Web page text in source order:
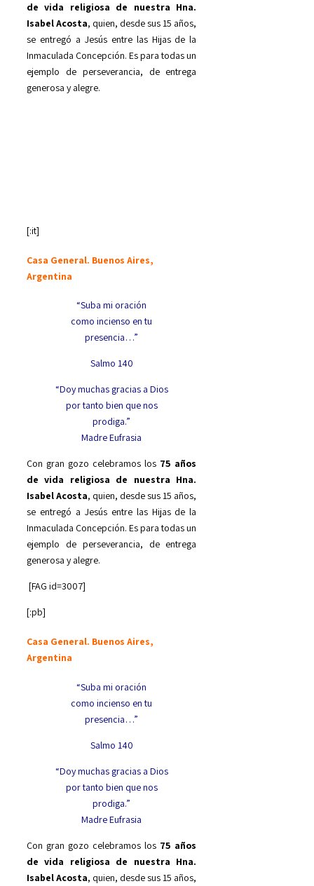
de vida religiosa de nuestra Hna.
Isabel Acosta, quien, desde sus 15 años,
se entregó a Jesús entre las Hijas de la
Inmaculada Concepción. Es para todas un
ejemplo de perseverancia, de entrega
generosa y alegre.
[:it]
Casa General. Buenos Aires,
Argentina
“Suba mi oración
como incienso en tu
presencia…”
Salmo 140
“Doy muchas gracias a Dios
por tanto bien que nos
prodiga.”
Madre Eufrasia
Con gran gozo celebramos los 75 años
de vida religiosa de nuestra Hna.
Isabel Acosta, quien, desde sus 15 años,
se entregó a Jesús entre las Hijas de la
Inmaculada Concepción. Es para todas un
ejemplo de perseverancia, de entrega
generosa y alegre.
[FAG id=3007]
[:pb]
Casa General. Buenos Aires,
Argentina
“Suba mi oración
como incienso en tu
presencia…”
Salmo 140
“Doy muchas gracias a Dios
por tanto bien que nos
prodiga.”
Madre Eufrasia
Con gran gozo celebramos los 75 años
de vida religiosa de nuestra Hna.
Isabel Acosta, quien, desde sus 15 años,